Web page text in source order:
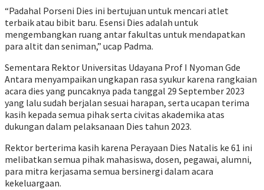
“Padahal Porseni Dies ini bertujuan untuk mencari atlet
terbaik atau bibit baru. Esensi Dies adalah untuk
mengembangkan ruang antar fakultas untuk mendapatkan
para altit dan seniman,” ucap Padma.
Sementara Rektor Universitas Udayana Prof I Nyoman Gde
Antara menyampaikan ungkapan rasa syukur karena rangkaian
acara dies yang puncaknya pada tanggal 29 September 2023
yang lalu sudah berjalan sesuai harapan, serta ucapan terima
kasih kepada semua pihak serta civitas akademika atas
dukungan dalam pelaksanaan Dies tahun 2023.
Rektor berterima kasih karena Perayaan Dies Natalis ke 61 ini
melibatkan semua pihak mahasiswa, dosen, pegawai, alumni,
para mitra kerjasama semua bersinergi dalam acara
kekeluargaan.